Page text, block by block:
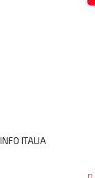
INFO ITALIA